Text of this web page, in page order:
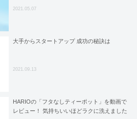
2021.05.07
大手からスタートアップ 成功の秘訣は
2021.09.13
HARIOの「フタなしティーポット」を動画で
レビュー！ 気持ちいいほどラクに洗えました